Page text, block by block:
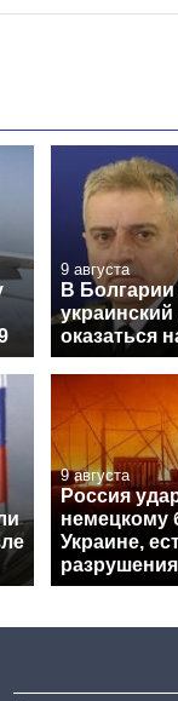
9 августа
В
оказаться
9 августа
Россия
немецкому
Украине,
разрушения